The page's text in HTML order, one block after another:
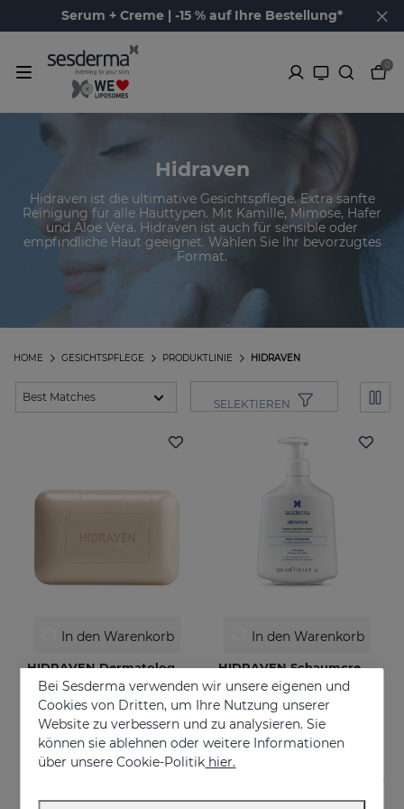
Serum + Creme | -15 % auf Ihre Bestellung*
0
Hidraven
Hidraven ist die ultimative Gesichtspflege. Extra sanfte
Reinigung für alle Hauttypen. Mit Kamille, Mimose, Hafer
und Aloe Vera. Hidraven ist auch für sensible oder
empfindliche Haut geeignet. Wählen Sie Ihr bevorzugtes
Format.
HIDRAVEN
PRODUKTLINIE
GESICHTSPFLEGE
HOME
SELEKTIEREN
In den Warenkorb
HIDRAVEN Dermatologische Seife
€ 10,95
In den Warenkorb
HIDRAVEN Schaumcreme Ohne Seife
€ 22,95
Bei Sesderma verwenden wir unsere eigenen und
Cookies von Dritten, um Ihre Nutzung unserer
Website zu verbessern und zu analysieren. Sie
können sie ablehnen oder weitere Informationen
über unsere Cookie-Politik hier.